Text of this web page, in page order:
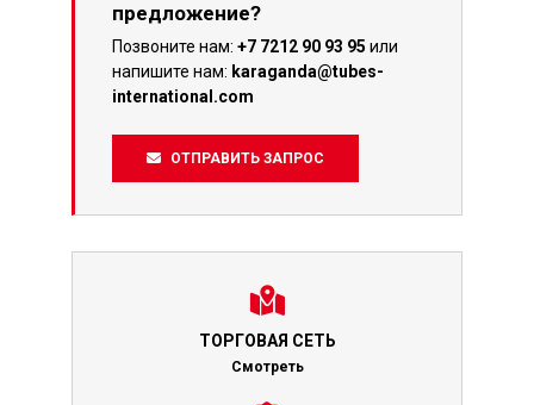
предложение?
Позвоните нам: +7 7212 90 93 95 или
напишите нам: karaganda@tubes-
international.com
ОТПРАВИТЬ ЗАПРОС
ТОРГОВАЯ СЕТЬ
Смотреть